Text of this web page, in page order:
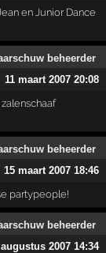
en Junior Dance
11 maart 2007 20:08
15 maart 2007 18:46
partypeople!
2007 14:34